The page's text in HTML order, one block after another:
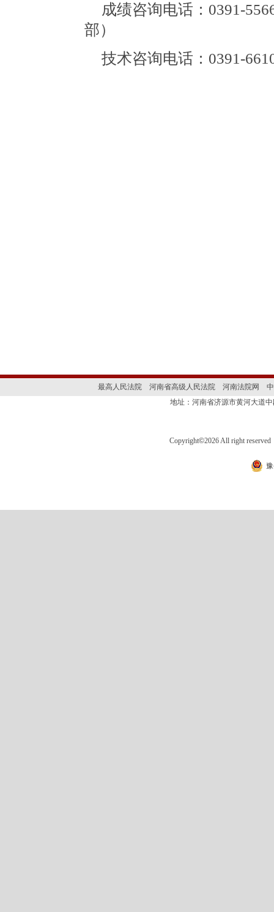
成绩咨询电话：0391-
部）
技术咨询电话：0391-
最高人民法院 河南省高级人民法院 河南法院网
地址：河南省济源市黄河大道
Copyright©2026 All right